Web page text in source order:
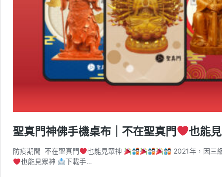
聖真門神佛手機桌布｜不在聖真門 也能
防疫期間 不在聖真門 也能見眾神
2021年，因三
也能見眾神
下載手…